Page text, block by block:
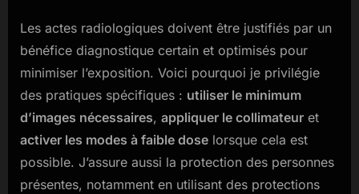
Les actes radiologiques doivent être justifiés par un
bénéfice diagnostique certain et optimisés pour
minimiser l’exposition. Voici pourquoi je privilégie
des pratiques spécifiques : utiliser le minimum
d’images nécessaires, appliquer le collimateur et
activer les modes à faible dose lorsque cela est
possible. J’assure aussi la protection des personnes
présentes, notamment en utilisant des protections